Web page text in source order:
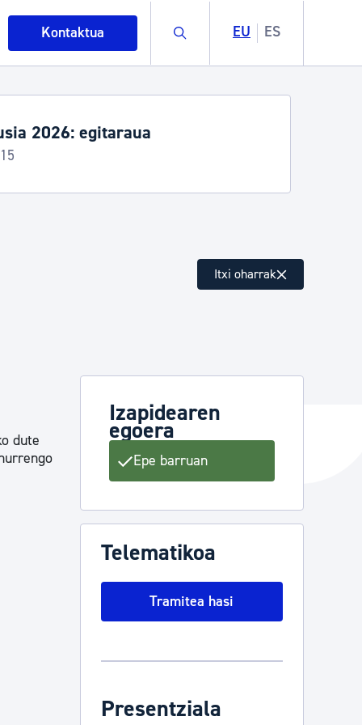
Kontaktua Buscar EU ES
egitaraua
Itxi oharrak
dute
Izapidearen
egoera
Epe barruan
Telematikoa
Tramitea hasi
Presentziala